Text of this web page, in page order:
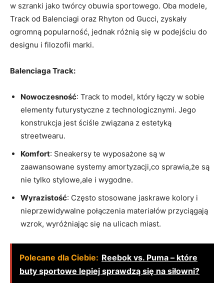
w szranki jako twórcy obuwia sportowego. Oba modele,
Track od Balenciagi oraz Rhyton od Gucci, zyskały
ogromną popularność, jednak różnią się w podejściu do
designu i filozofii marki.
Balenciaga Track:
Nowoczesność: Track to model, który łączy w sobie
elementy futurystyczne z technologicznymi. Jego
konstrukcja jest ściśle związana z estetyką
streetwearu.
Komfort: Sneakersy te wyposażone są w
zaawansowane systemy amortyzacji,co sprawia,że są
nie tylko stylowe,ale i wygodne.
Wyrazistość: Często stosowane jaskrawe kolory i
nieprzewidywalne połączenia materiałów przyciągają
wzrok, wyróżniając się na ulicach miast.
Polecane dla Ciebie: Reebok vs. Puma – które
buty sportowe lepiej sprawdzą się na siłowni?